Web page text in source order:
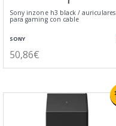
Sony inzone h3 black / auriculares
para gaming con cable
SONY
50,86€